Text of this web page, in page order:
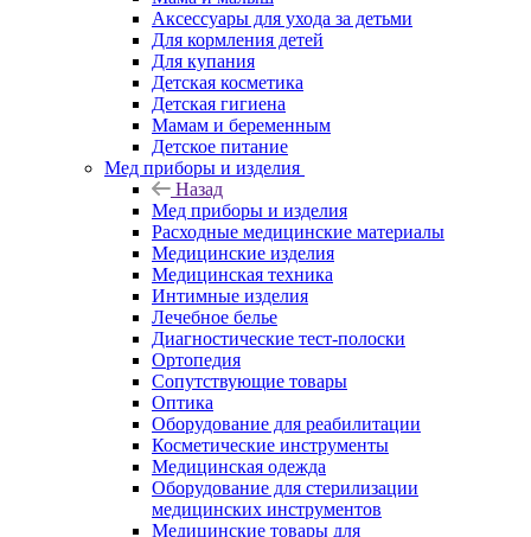
Аксессуары для ухода за детьми
Для кормления детей
Для купания
Детская косметика
Детская гигиена
Мамам и беременным
Детское питание
Мед приборы и изделия
Назад
Мед приборы и изделия
Расходные медицинские материалы
Медицинские изделия
Медицинская техника
Интимные изделия
Лечебное белье
Диагностические тест-полоски
Ортопедия
Сопутствующие товары
Оптика
Оборудование для реабилитации
Косметические инструменты
Медицинская одежда
Оборудование для стерилизации
медицинских инструментов
Медицинские товары для